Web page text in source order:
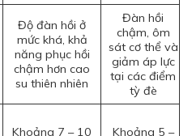
Độ đàn hồi ở
mức khá, khả
năng phục hồi
chậm hơn cao
su thiên nhiên
Đàn hồi
chậm, ôm
sát cơ thể và
giảm áp lực
tại các điểm
tỳ đè
Khoảng 7 – 10
Khoảng 5 –